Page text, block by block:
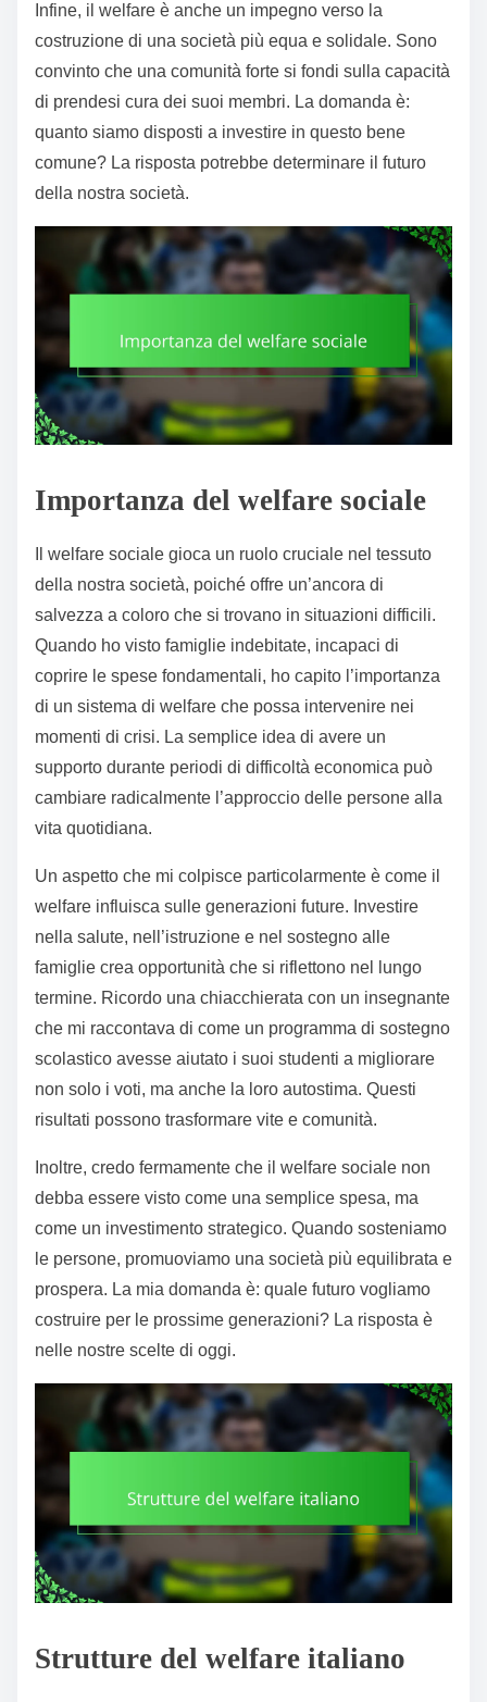
Infine, il welfare è anche un impegno verso la
costruzione di una società più equa e solidale. Sono
convinto che una comunità forte si fondi sulla capacità
di prendesi cura dei suoi membri. La domanda è:
quanto siamo disposti a investire in questo bene
comune? La risposta potrebbe determinare il futuro
della nostra società.
Importanza del welfare sociale
Il welfare sociale gioca un ruolo cruciale nel tessuto
della nostra società, poiché offre un’ancora di
salvezza a coloro che si trovano in situazioni difficili.
Quando ho visto famiglie indebitate, incapaci di
coprire le spese fondamentali, ho capito l’importanza
di un sistema di welfare che possa intervenire nei
momenti di crisi. La semplice idea di avere un
supporto durante periodi di difficoltà economica può
cambiare radicalmente l’approccio delle persone alla
vita quotidiana.
Un aspetto che mi colpisce particolarmente è come il
welfare influisca sulle generazioni future. Investire
nella salute, nell’istruzione e nel sostegno alle
famiglie crea opportunità che si riflettono nel lungo
termine. Ricordo una chiacchierata con un insegnante
che mi raccontava di come un programma di sostegno
scolastico avesse aiutato i suoi studenti a migliorare
non solo i voti, ma anche la loro autostima. Questi
risultati possono trasformare vite e comunità.
Inoltre, credo fermamente che il welfare sociale non
debba essere visto come una semplice spesa, ma
come un investimento strategico. Quando sosteniamo
le persone, promuoviamo una società più equilibrata e
prospera. La mia domanda è: quale futuro vogliamo
costruire per le prossime generazioni? La risposta è
nelle nostre scelte di oggi.
Strutture del welfare italiano